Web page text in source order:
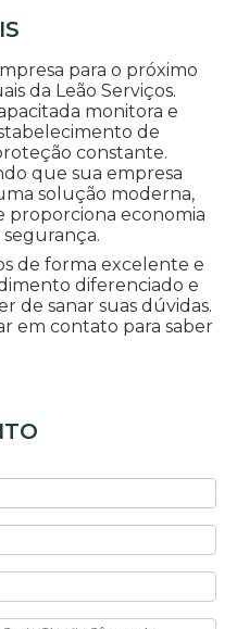
para o próximo
da Leão Serviços.
monitora e
de
constante.
que sua empresa
solução moderna,
economia
de forma excelente e
diferenciado e
de sanar suas dúvidas.
em contato para saber